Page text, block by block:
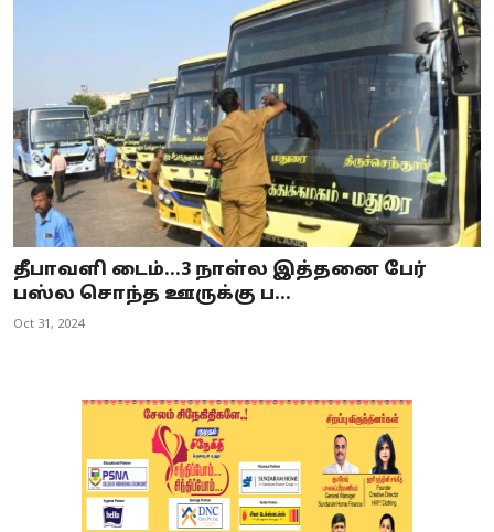
தீபாவளி டைம்...3 நாள்ல இத்தனை பேர்
பஸ்ல சொந்த ஊருக்கு ப...
Oct 31, 2024